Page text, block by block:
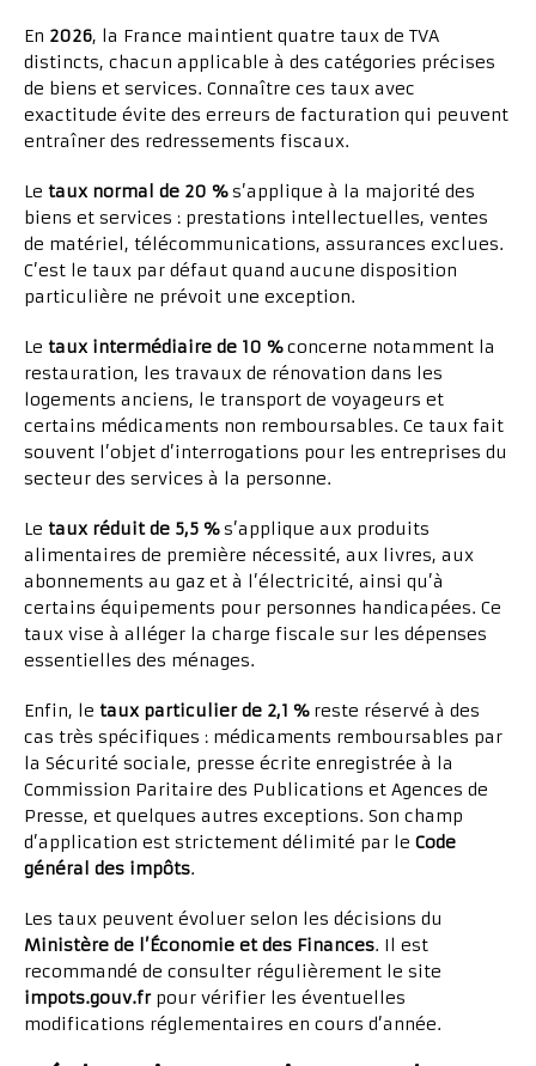
En 2026, la France maintient quatre taux de TVA
distincts, chacun applicable à des catégories précises
de biens et services. Connaître ces taux avec
exactitude évite des erreurs de facturation qui peuvent
entraîner des redressements fiscaux.
Le taux normal de 20 %s’applique à la majorité des
biens et services : prestations intellectuelles, ventes
de matériel, télécommunications, assurances exclues.
C’est le taux par défaut quand aucune disposition
particulière ne prévoit une exception.
Le taux intermédiaire de 10 %concerne notamment la
restauration, les travaux de rénovation dans les
logements anciens, le transport de voyageurs et
certains médicaments non remboursables. Ce taux fait
souvent l’objet d’interrogations pour les entreprises du
secteur des services à la personne.
Le taux réduit de 5,5 %s’applique aux produits
alimentaires de première nécessité, aux livres, aux
abonnements au gaz et à l’électricité, ainsi qu’à
certains équipements pour personnes handicapées. Ce
taux vise à alléger la charge fiscale sur les dépenses
essentielles des ménages.
Enfin, le taux particulier de 2,1 %reste réservé à des
cas très spécifiques : médicaments remboursables par
la Sécurité sociale, presse écrite enregistrée à la
Commission Paritaire des Publications et Agences de
Presse, et quelques autres exceptions. Son champ
d’application est strictement délimité par le Code
général des impôts.
Les taux peuvent évoluer selon les décisions du
Ministère de l’Économie et des Finances. Il est
recommandé de consulter régulièrement le site
impots.gouv.frpour vérifier les éventuelles
modifications réglementaires en cours d’année.